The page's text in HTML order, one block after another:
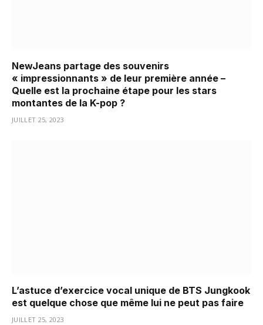
NewJeans partage des souvenirs
« impressionnants » de leur première année –
Quelle est la prochaine étape pour les stars
montantes de la K-pop ?
JUILLET 25, 2023
L’astuce d’exercice vocal unique de BTS Jungkook
est quelque chose que même lui ne peut pas faire
JUILLET 25, 2023